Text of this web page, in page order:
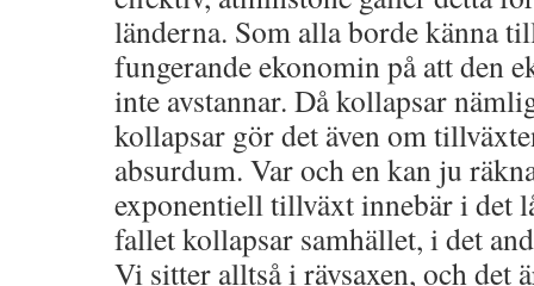
länderna. Som alla borde känna
fungerande ekonomin på att den
inte avstannar. Då kollapsar
kollapsar gör det även om
absurdum. Var och en kan ju
exponentiell tillväxt innebär i det
fallet kollapsar samhället, i det
Vi sitter alltså i rävsaxen, och det